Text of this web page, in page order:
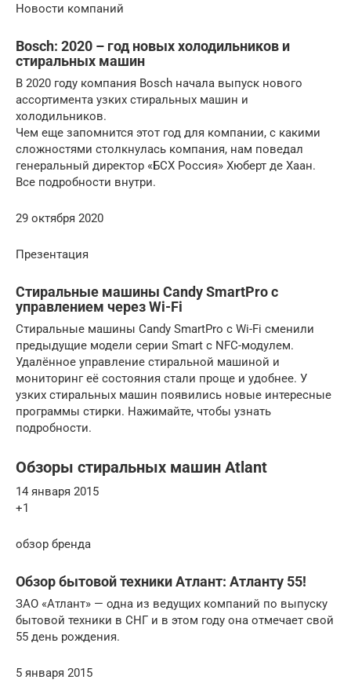
Новости компаний
Bosch: 2020 – год новых холодильников и
стиральных машин
В 2020 году компания Bosch начала выпуск нового
ассортимента узких стиральных машин и
холодильников.
Чем еще запомнится этот год для компании, с какими
сложностями столкнулась компания, нам поведал
генеральный директор «БСХ Россия» Хюберт де Хаан.
Все подробности внутри.
29 октября 2020
Презентация
Стиральные машины Candy SmartPro с
управлением через Wi-Fi
Стиральные машины Candy SmartPro с Wi-Fi сменили
предыдущие модели серии Smart с NFC-модулем.
Удалённое управление стиральной машиной и
мониторинг её состояния стали проще и удобнее. У
узких стиральных машин появились новые интересные
программы стирки. Нажимайте, чтобы узнать
подробности.
Обзоры стиральных машин Atlant
14 января 2015
+1
обзор бренда
Обзор бытовой техники Атлант: Атланту 55!
ЗАО «Атлант» — одна из ведущих компаний по выпуску
бытовой техники в СНГ и в этом году она отмечает свой
55 день рождения.
5 января 2015